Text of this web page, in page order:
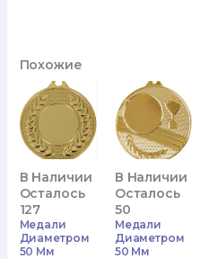
Похожие
В Наличии
Осталось
127
Медали
Диаметром
50 Мм
В Наличии
Осталось
50
Медали
Диаметром
50 Мм